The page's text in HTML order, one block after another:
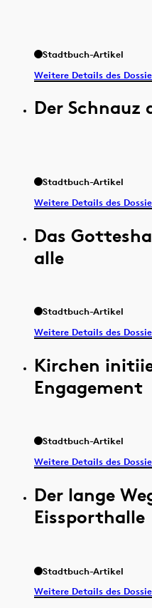
Stadtbuch-Artikel
Weitere Details des
Der Schnauz
Stadtbuch-Artikel
Weitere Details des
Das
alle
Stadtbuch-Artikel
Weitere Details des
Kirchen
Engagement
Stadtbuch-Artikel
Weitere Details des
Der lange
Eissporthalle
Stadtbuch-Artikel
Weitere Details des